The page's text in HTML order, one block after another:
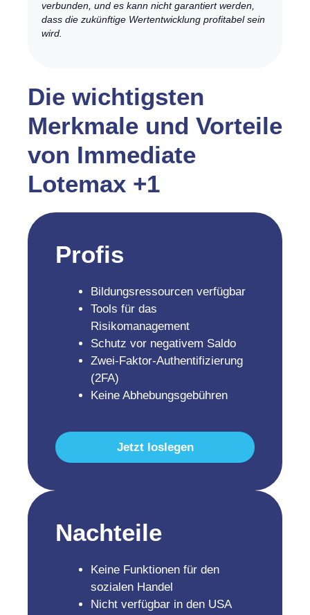
verbunden, und es kann nicht garantiert werden,
dass die zukünftige Wertentwicklung profitabel sein
wird.
Die wichtigsten
Merkmale und Vorteile
von Immediate
Lotemax +1
Profis
Bildungsressourcen verfügbar
Tools für das
Risikomanagement
Schutz vor negativem Saldo
Zwei-Faktor-Authentifizierung
(2FA)
Keine Abhebungsgebühren
Jetzt loslegen
Nachteile
Keine Funktionen für den
sozialen Handel
Nicht verfügbar in den USA